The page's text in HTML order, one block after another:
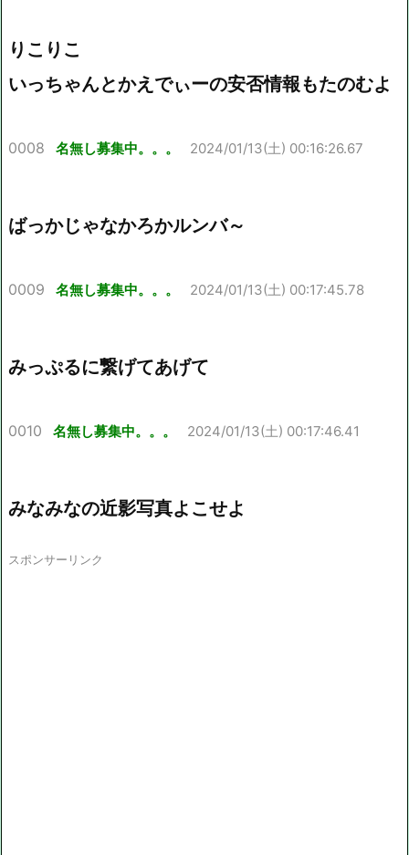
りこりこ
いっちゃんとかえでぃーの安否情報もたのむよ
0008 名無し募集中。。。 2024/01/13(土) 00:16:26.67
ばっかじゃなかろかルンバ～
0009 名無し募集中。。。 2024/01/13(土) 00:17:45.78
みっぷるに繋げてあげて
0010 名無し募集中。。。 2024/01/13(土) 00:17:46.41
みなみなの近影写真よこせよ
スポンサーリンク